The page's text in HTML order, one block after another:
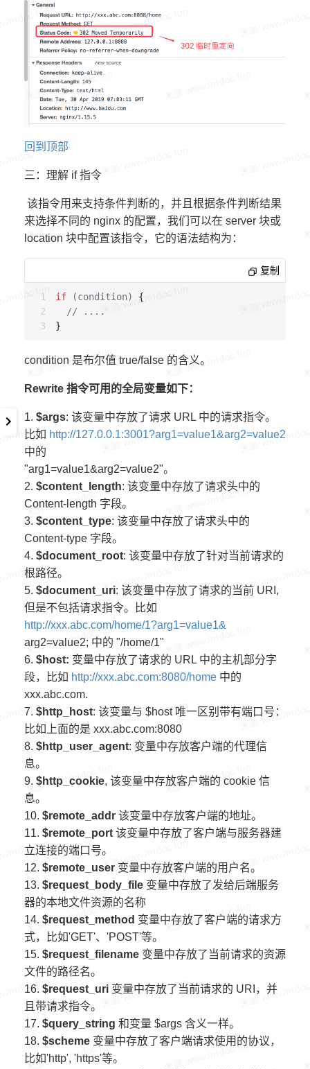
回到顶部
三：理解 if 指令
该指令用来支持条件判断的，并且根据条件判断结果
来选择不同的 nginx 的配置，我们可以在 server 块或
location 块中配置该指令，它的语法结构为：
复制
if (condition)
{
// ....
condition 是布尔值 true/false 的含义。
Rewrite 指令可用的全局变量如下：
1. $args: 该变量中存放了请求 URL 中的请求指令。
比如 http://127.0.0.1:3001?arg1=value1&arg2=value2
中的
"arg1=value1&arg2=value2"。
2. $content_length: 该变量中存放了请求头中的
Content-length 字段。
3. $content_type: 该变量中存放了请求头中的
Content-type 字段。
4. $document_root: 该变量中存放了针对当前请求的
根路径。
5. $document_uri: 该变量中存放了请求的当前 URI,
但是不包括请求指令。比如
http://xxx.abc.com/home/1?arg1=value1&
arg2=value2; 中的 "/home/1"
6. $host: 变量中存放了请求的 URL 中的主机部分字
段，比如 http://xxx.abc.com:8080/home 中的
xxx.abc.com.
7. $http_host: 该变量与 $host 唯一区别带有端口号：
比如上面的是 xxx.abc.com:8080
8. $http_user_agent: 变量中存放客户端的代理信
息。
9. $http_cookie, 该变量中存放客户端的 cookie 信
息。
10. $remote_addr 该变量中存放客户端的地址。
11. $remote_port 该变量中存放了客户端与服务器建
立连接的端口号。
12. $remote_user 变量中存放客户端的用户名。
13. $request_body_file 变量中存放了发给后端服务
器的本地文件资源的名称
14. $request_method 变量中存放了客户端的请求方
式，比如'GET'、'POST'等。
15. $request_filename 变量中存放了当前请求的资源
文件的路径名。
16. $request_uri 变量中存放了当前请求的 URI，并
且带请求指令。
17. $query_string 和变量 $args 含义一样。
18. $scheme 变量中存放了客户端请求使用的协议，
比如'http', 'https'等。